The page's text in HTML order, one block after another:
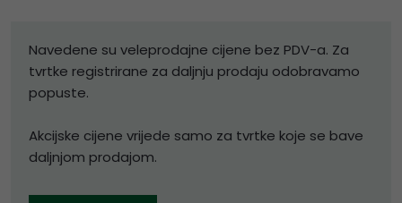
Navedene su veleprodajne cijene bez PDV-a. Za
tvrtke registrirane za daljnju prodaju odobravamo
popuste.
Akcijske cijene vrijede samo za tvrtke koje se bave
daljnjom prodajom.